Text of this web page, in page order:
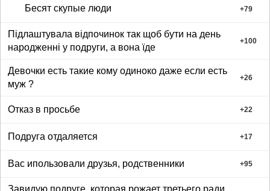
Бесят скупые люди +79
Підлаштувала відпочинок так щоб бути на день
народженні у подруги, а вона їде
+100
Девочки есть такие кому одиноко даже если есть
муж ?
+26
Отказ в просьбе +22
Подруга отдаляется +17
Вас ипользовали друзья, родственники +95
Завидую подруге, которая рожает третьего ради